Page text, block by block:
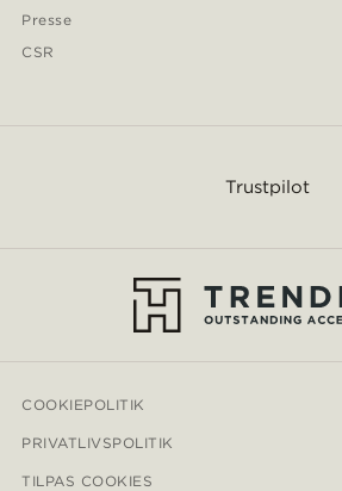
Presse
CSR
Trustpilot
COOKIEPOLITIK
PRIVATLIVSPOLITIK
TILPAS COOKIES